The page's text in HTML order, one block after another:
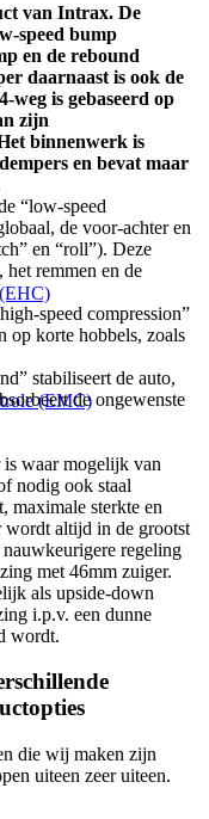
(EMC)
van Intrax. De
speed bump
en de rebound
daarnaast is ook de
weg is gebaseerd op
zijn
binnenwerk is
en bevat maar
“low-speed
de voor-achter en
en “roll”). Deze
het remmen en de
speed compression”
op korte hobbels, zoals
stabiliseert de auto,
de ongewenste
waar mogelijk van
nodig ook staal
maximale sterkte en
wordt altijd in de grootst
regeling
met 46mm zuiger.
als upside-down
i.p.v. een dunne
wordt.
die wij maken zijn
uiteen zeer uiteen.